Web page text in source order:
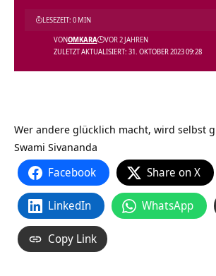
ZULETZT AKTUALISIERT: 31. OKTOBER 2023 09:28
VONOMKARA VOR 2 JAHREN
LESEZEIT: 0 MIN
Wer andere glücklich macht, wird selbst
Swami Sivananda
Facebook Share on X
LinkedIn WhatsApp
Copy Link